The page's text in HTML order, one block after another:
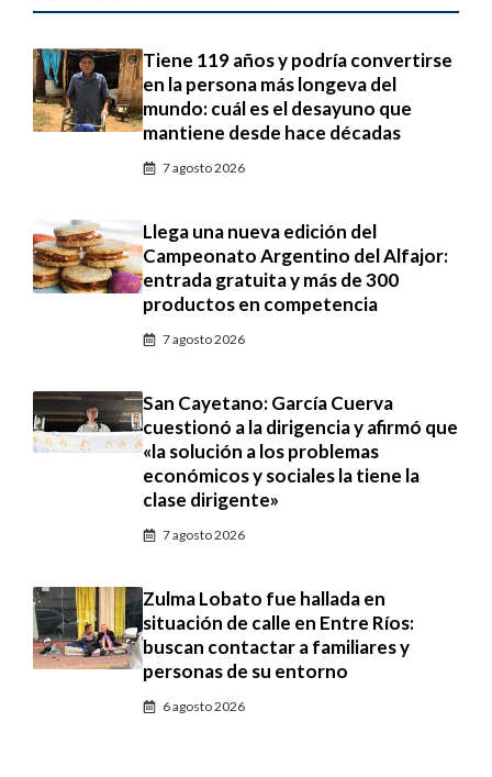
Tiene 119 años y podría convertirse
en la persona más longeva del
mundo: cuál es el desayuno que
mantiene desde hace décadas
7 agosto 2026
Llega una nueva edición del
Campeonato Argentino del Alfajor:
entrada gratuita y más de 300
productos en competencia
7 agosto 2026
San Cayetano: García Cuerva
cuestionó a la dirigencia y afirmó que
«la solución a los problemas
económicos y sociales la tiene la
clase dirigente»
7 agosto 2026
Zulma Lobato fue hallada en
situación de calle en Entre Ríos:
buscan contactar a familiares y
personas de su entorno
6 agosto 2026